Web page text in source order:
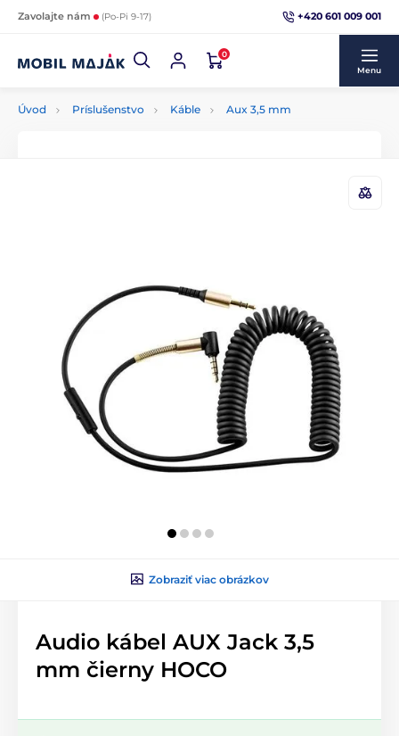
Zavolajte nám (Po-Pi 9-17) +420 601 009 001
0
Menu
Úvod Príslušenstvo Káble Aux 3,5 mm
Zobraziť viac obrázkov
Audio kábel AUX Jack 3,5
mm čierny HOCO